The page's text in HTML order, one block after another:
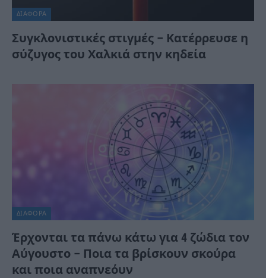
ΔΙΆΦΟΡΑ
Συγκλονιστικές στιγμές – Κατέρρευσε η
σύζυγος του Χαλκιά στην κηδεία
ΔΙΆΦΟΡΑ
Έρχονται τα πάνω κάτω για 4 ζώδια τον
Αύγουστο – Ποια τα βρίσκουν σκούρα
και ποια αναπνεόυν